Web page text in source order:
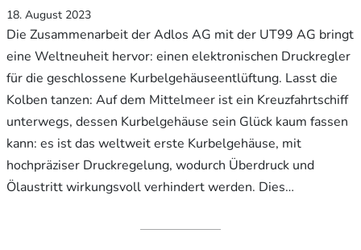
18. August 2023
Die Zusammenarbeit der Adlos AG mit der UT99 AG bringt
eine Weltneuheit hervor: einen elektronischen Druckregler
für die geschlossene Kurbelgehäuseentlüftung. Lasst die
Kolben tanzen: Auf dem Mittelmeer ist ein Kreuzfahrtschiff
unterwegs, dessen Kurbelgehäuse sein Glück kaum fassen
kann: es ist das weltweit erste Kurbelgehäuse, mit
hochpräziser Druckregelung, wodurch Überdruck und
Ölaustritt wirkungsvoll verhindert werden. Dies…